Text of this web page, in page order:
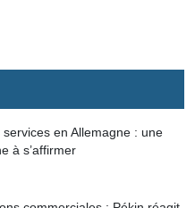
en Allemagne : une
à s’affirmer